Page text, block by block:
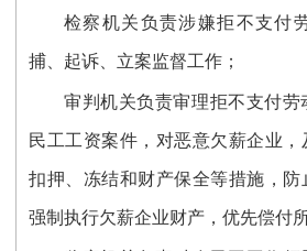
检察机关负责涉嫌拒不支付
捕、起诉、立案监督工作；
审判机关负责审理拒不支付劳
民工工资案件，对恶意欠薪企业，
扣押、冻结和财产保全等措施，
强制执行欠薪企业财产，优先偿付